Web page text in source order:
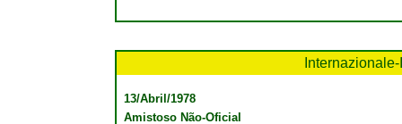
Internazionale-
13/Abril/1978
Amistoso Não-Oficial